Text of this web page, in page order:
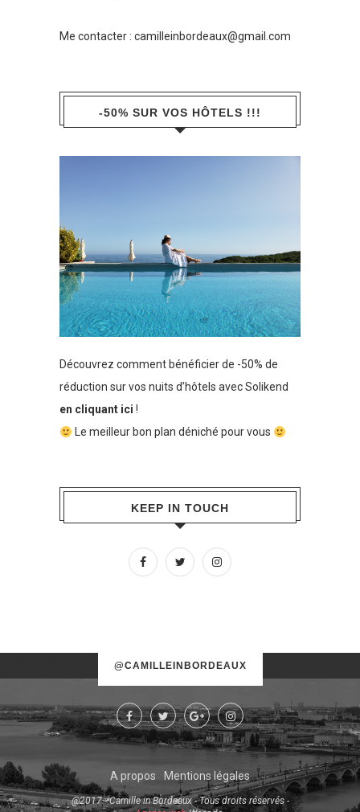
Me contacter : camilleinbordeaux@gmail.com
-50% SUR VOS HÔTELS !!!
Découvrez comment bénéficier de -50% de
réduction sur vos nuits d’hôtels avec Solikend
en cliquant ici !
Le meilleur bon plan déniché pour vous
KEEP IN TOUCH
@CAMILLEINBORDEAUX
Try some other hashtag or username
A propos Mentions légales
@2017 - Camille in Bordeaux - Tous droits réservés -